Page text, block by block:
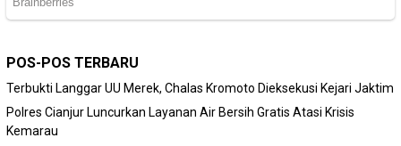
POS-POS TERBARU
Terbukti Langgar UU Merek, Chalas Kromoto Dieksekusi Kejari Jaktim
Polres Cianjur Luncurkan Layanan Air Bersih Gratis Atasi Krisis
Kemarau